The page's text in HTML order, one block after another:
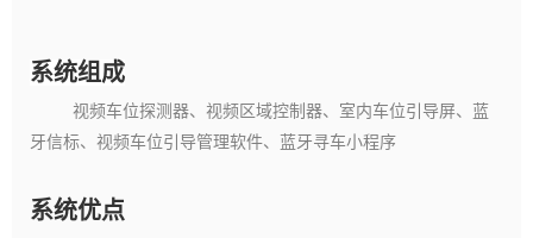
系统组成
视频车位探测器、视频区域控制器、室内车位引导屏、蓝
牙信标、视频车位引导管理软件、蓝牙寻车小程序
系统优点